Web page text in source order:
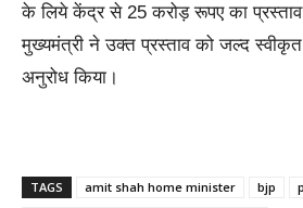
के लिये केंद्र से 25 करोड़ रूपए का प्रस्ताव
मुख्यमंत्री ने उक्त प्रस्ताव को जल्द
अनुरोध किया।
TAGS amit shah home minister bjp